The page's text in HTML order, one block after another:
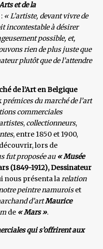
et de la
« L’artiste, devant vivre de
incontestable à désirer
possible, et,
rien de plus juste que
plutôt que de l’attendre
de l’Art en Belgique
prémices du marché de l’art
commerciales
, collectionneurs,
, entre 1850 et 1900,
lors de
fut proposée au « Musée
(1849-1912), Dessinateur
nous présenta larelation
peintre namuroiset
d’artMaurice
de « Mars ».
qui s’offrirent aux